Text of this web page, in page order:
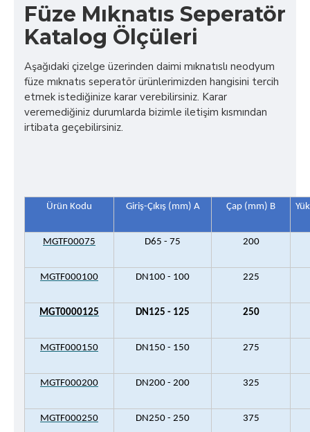
Füze Mıknatıs Seperatör
Katalog Ölçüleri
Aşağıdaki çizelge üzerinden daimi mıknatıslı neodyum
füze mıknatıs seperatör ürünlerimizden hangisini tercih
etmek istediğinize karar verebilirsiniz. Karar
veremediğiniz durumlarda bizimle iletişim kısmından
irtibata geçebilirsiniz.
Ürün Kodu Giriş-Çıkış (mm) A Çap (mm) B
MGTF00075 D65 - 75 200
MGTF000100 DN100 - 100 225
MGT0000125 DN125 - 125 250
MGTF000150 DN150 - 150 275
MGTF000200 DN200 - 200 325
MGTF000250 DN250 - 250 375